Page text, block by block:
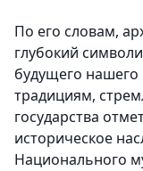
По его словам,
глубокий
будущего нашего
традициям,
государства
историческое
Национального